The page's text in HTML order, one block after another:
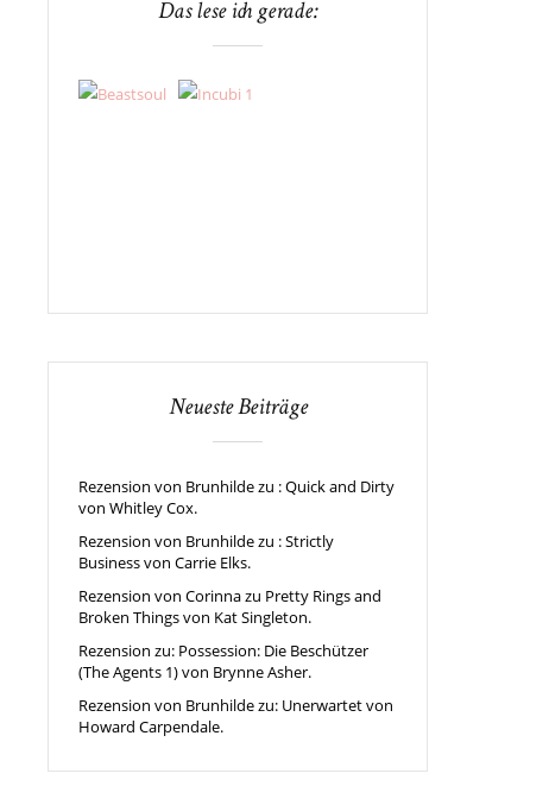
Das lese ich gerade:
Neueste Beiträge
Rezension von Brunhilde zu : Quick and Dirty
von Whitley Cox.
Rezension von Brunhilde zu : Strictly
Business von Carrie Elks.
Rezension von Corinna zu Pretty Rings and
Broken Things von Kat Singleton.
Rezension zu: Possession: Die Beschützer
(The Agents 1) von Brynne Asher.
Rezension von Brunhilde zu: Unerwartet von
Howard Carpendale.